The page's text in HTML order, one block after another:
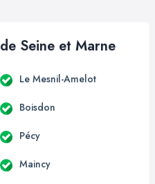
Seine et Marne
Le Mesnil-Amelot
Boisdon
Pécy
Maincy